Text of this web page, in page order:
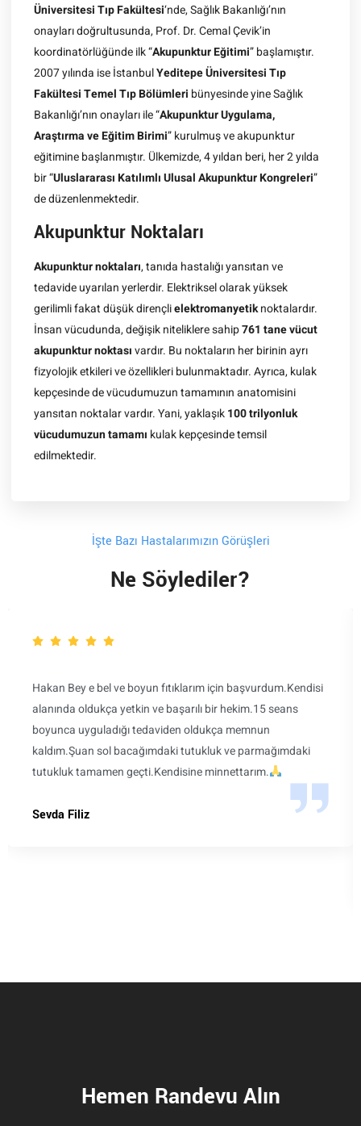
Üniversitesi Tıp Fakültesi‘nde, Sağlık Bakanlığı’nın
onayları doğrultusunda, Prof. Dr. Cemal Çevik’in
koordinatörlüğünde ilk “Akupunktur Eğitimi” başlamıştır.
2007 yılında ise İstanbulYeditepe Üniversitesi Tıp
Fakültesi Temel Tıp Bölümleri bünyesinde yine Sağlık
Bakanlığı’nın onayları ile “Akupunktur Uygulama,
Araştırma ve Eğitim Birimi” kurulmuş ve akupunktur
eğitimine başlanmıştır. Ülkemizde, 4 yıldan beri, her 2 yılda
bir “Uluslararası Katılımlı Ulusal Akupunktur Kongreleri”
de düzenlenmektedir.
Akupunktur Noktaları
Akupunktur noktaları, tanıda hastalığı yansıtan ve
tedavide uyarılan yerlerdir. Elektriksel olarak yüksek
gerilimli fakat düşük dirençlielektromanyetiknoktalardır.
İnsan vücudunda, değişik niteliklere sahip761 tane vücut
akupunktur noktasıvardır. Bu noktaların her birinin ayrı
fizyolojik etkileri ve özellikleri bulunmaktadır. Ayrıca, kulak
kepçesinde de vücudumuzun tamamının anatomisini
yansıtan noktalar vardır. Yani, yaklaşık100 trilyonluk
vücudumuzun tamamı kulak kepçesinde temsil
edilmektedir.
İşte Bazı Hastalarımızın Görüşleri
Ne Söylediler?
Hakan Bey e bel ve boyun fıtıklarım için başvurdum.Kendisi
alanında oldukça yetkin ve başarılı bir hekim.15 seans
boyunca uyguladığı tedaviden oldukça memnun
kaldım.Şuan sol bacağımdaki tutukluk ve parmağımdaki
tutukluk tamamen geçti.Kendisine minnettarım.
Sevda Filiz
Hemen Randevu Alın